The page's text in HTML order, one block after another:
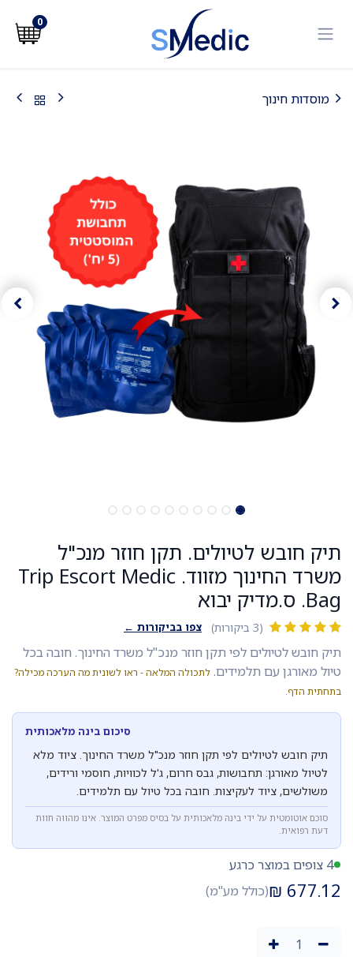
0
מוסדות חינוך
תיק חובש לטיולים. תקן חוזר מנכ"ל
משרד החינוך מזווד. Trip Escort Medic
Bag. ס.מדיק יבוא
(3 ביקורות) צפו בביקורות ←
תיק חובש לטיולים לפי תקן חוזר מנכ"ל משרד החינוך. חובה בכל
טיול מאורגן עם תלמידים. לתכולה המלאה - ראו לשונית מה הערכה מכילה?
בתחתית הדף.
סיכום בינה מלאכותית
תיק חובש לטיולים לפי תקן חוזר מנכ"ל משרד החינוך. ציוד מלא
לטיול מאורגן: תחבושות, גבס חרום, ג'ל לכוויות, חוסמי ורידים,
משולשים, ציוד לעקיצות. חובה בכל טיול עם תלמידים.
סוכם אוטומטית על ידי בינה מלאכותית על בסיס מפרט המוצר. אינו מהווה חוות
דעת רפואית.
4 צופים במוצר כרגע
677.12
₪(כולל מע"מ)